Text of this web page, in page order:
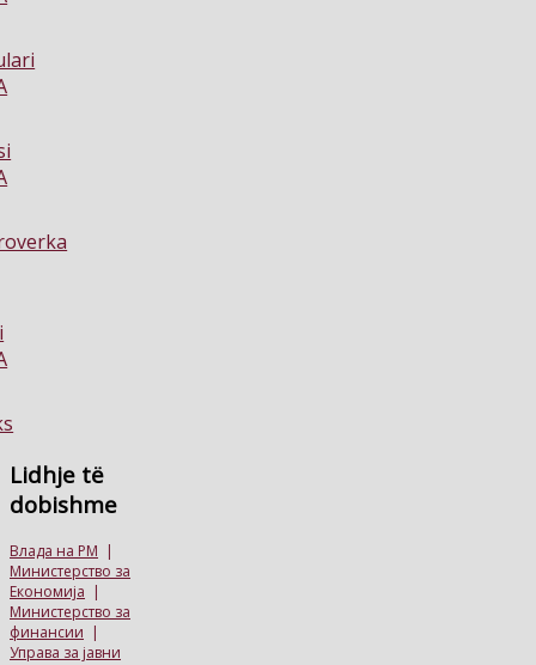
Lidhje të
dobishme
Влада на РМ |
Министерство за
Економија |
Министерство за
финансии |
Управа за јавни